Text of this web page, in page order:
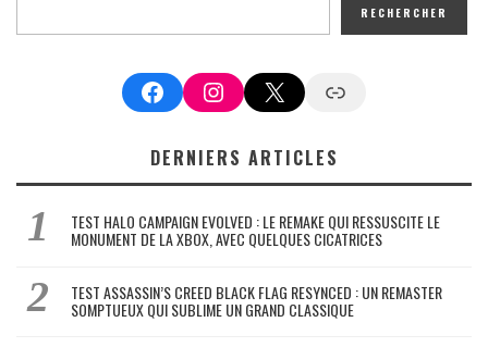
RECHERCHER
FacebookInstagram
X Google News
DERNIERS ARTICLES
TEST HALO CAMPAIGN EVOLVED : LE REMAKE QUI RESSUSCITE LE
MONUMENT DE LA XBOX, AVEC QUELQUES CICATRICES
TEST ASSASSIN’S CREED BLACK FLAG RESYNCED : UN REMASTER
SOMPTUEUX QUI SUBLIME UN GRAND CLASSIQUE